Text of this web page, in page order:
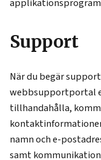
Support
När du begär
webbsupportportal
tillhandahålla,
namn och e-
samt